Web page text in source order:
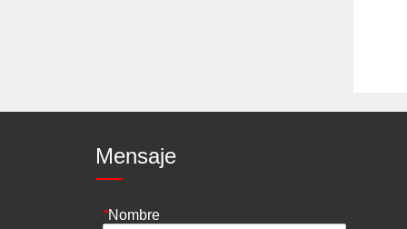
Mensaje
*Nombre